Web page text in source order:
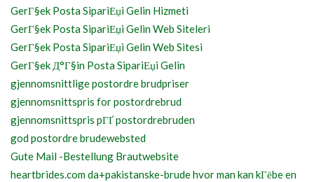
GerГ§ek Posta SipariЕџi Gelin Hizmeti
GerГ§ek Posta SipariЕџi Gelin Web Siteleri
GerГ§ek Posta SipariЕџi Gelin Web Sitesi
GerГ§ek Д°Г§in Posta SipariЕџi Gelin
gjennomsnittlige postordre brudpriser
gjennomsnittspris for postordrebrud
gjennomsnittspris pГҐ postordrebruden
god postordre brudewebsted
Gute Mail -Bestellung Brautwebsite
heartbrides.com da+pakistanske-brude hvor man kan kГёbe en